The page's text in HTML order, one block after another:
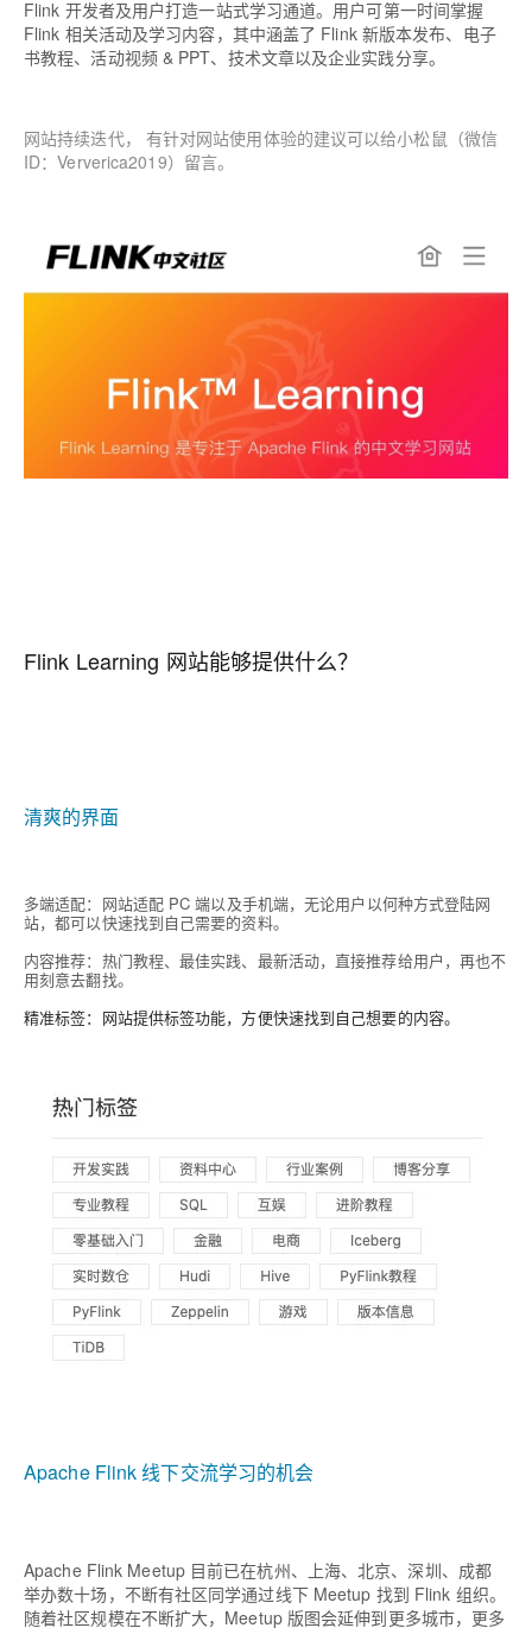
Flink 开发者及用户打造一站式学习通道。用户可第一时间掌握
Flink 相关活动及学习内容，其中涵盖了 Flink 新版本发布、电子
书教程、活动视频 & PPT、技术文章以及企业实践分享。
网站持续迭代， 有针对网站使用体验的建议可以给小松鼠（微信
ID：Ververica2019）留言。
Flink Learning 网站能够提供什么？
清爽的界面
多端适配：网站适配 PC 端以及手机端，无论用户以何种方式登陆网
站，都可以快速找到自己需要的资料。
内容推荐： 热门教程、最佳实践、最新活动，直接推荐给用户，再也不
用刻意去翻找。
精准标签：网站提供标签功能，方便快速找到自己想要的内容。
Apache Flink 线下交流学习的机会
Apache Flink Meetup 目前已在杭州、上海、北京、深圳、成都
举办数十场，不断有社区同学通过线下 Meetup 找到 Flink 组织。
随着社区规模在不断扩大，Meetup 版图会延伸到更多城市，更多